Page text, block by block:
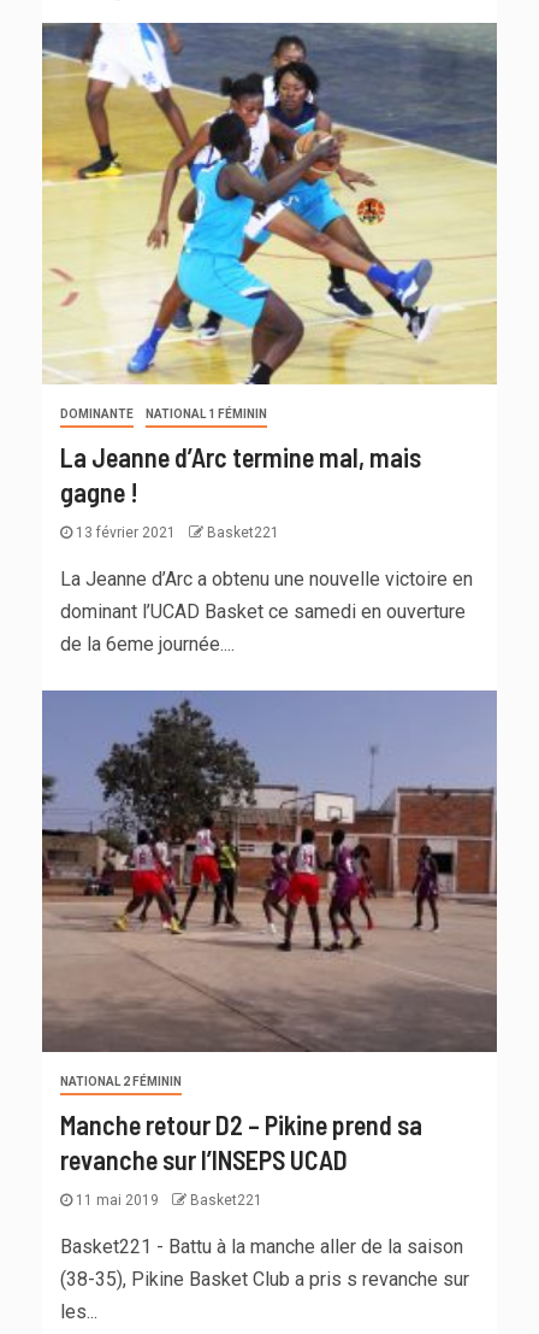
DOMINANTE NATIONAL 1 FÉMININ
La Jeanne d’Arc termine mal, mais
gagne !
13 février 2021 Basket221
La Jeanne d’Arc a obtenu une nouvelle victoire en
dominant l’UCAD Basket ce samedi en ouverture
de la 6eme journée....
NATIONAL 2 FÉMININ
Manche retour D2 – Pikine prend sa
revanche sur l’INSEPS UCAD
11 mai 2019 Basket221
Basket221 - Battu à la manche aller de la saison
(38-35), Pikine Basket Club a pris s revanche sur
les...